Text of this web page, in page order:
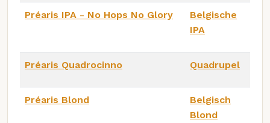
Préaris IPA - No Hops No Glory
Belgische
IPA
Préaris Quadrocinno Quadrupel
Préaris Blond
Belgisch
Blond